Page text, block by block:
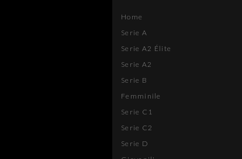
Home
Serie A
Serie A2 Élite
Serie A2
Serie B
Femminile
Serie C1
Serie C2
Serie D